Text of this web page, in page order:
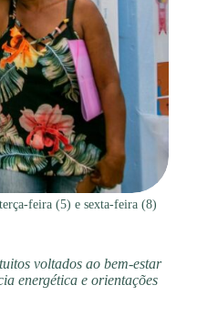
feira (5) e sexta-feira (8)
voltados ao bem-estar
energética e orientações